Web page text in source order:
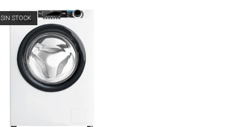
SIN STOCK